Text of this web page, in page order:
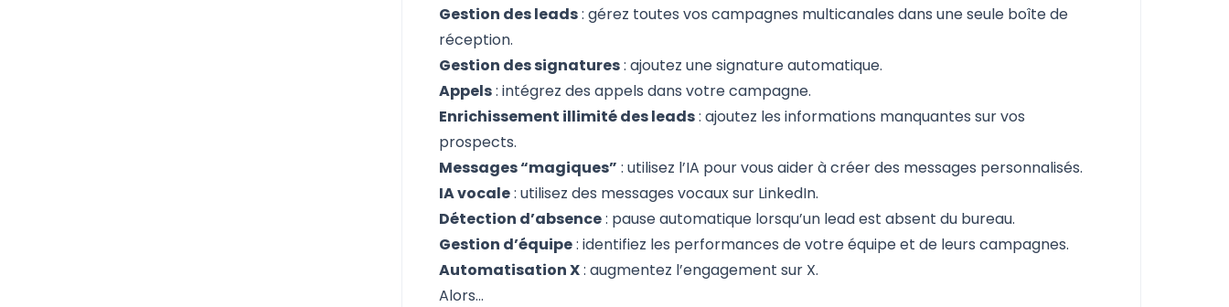
Gestion des leads: gérez toutes vos campagnes multicanales dans une seule boîte de
réception.
Gestion des signatures: ajoutez une signature automatique.
Appels: intégrez des appels dans votre campagne.
Enrichissement illimité des leads: ajoutez les informations manquantes sur vos
prospects.
Messages “magiques” : utilisez l’IA pour vous aider à créer des messages personnalisés.
IA vocale: utilisez des messages vocaux sur LinkedIn.
Détection d’absence: pause automatique lorsqu’un lead est absent du bureau.
Gestion d’équipe: identifiez les performances de votre équipe et de leurs campagnes.
Automatisation X: augmentez l’engagement sur X.
Alors…